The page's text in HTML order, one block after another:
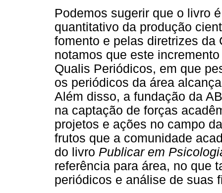
Podemos sugerir que o livro
quantitativo da produção
fomento e pelas diretrizes
notamos que este
Qualis Periódicos, em que
os periódicos da área
Além disso, a fundação da
na captação de forças
projetos e ações no campo
frutos que a comunidade
do livro Publicar em
referência para área, no que
periódicos e análise de suas